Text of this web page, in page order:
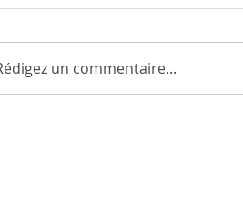
un commentaire...